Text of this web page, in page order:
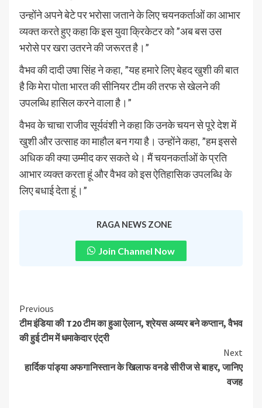
उन्होंने अपने बेटे पर भरोसा जताने के लिए चयनकर्ताओं का आभार
व्यक्त करते हुए कहा कि इस युवा क्रिकेटर को ”अब बस उस
भरोसे पर खरा उतरने की जरूरत है।”
वैभव की दादी उषा सिंह ने कहा, ”यह हमारे लिए बेहद खुशी की बात
है कि मेरा पोता भारत की सीनियर टीम की तरफ से खेलने की
उपलब्धि हासिल करने वाला है।”
वैभव के चाचा राजीव सूर्यवंशी ने कहा कि उनके चयन से पूरे देश में
खुशी और उत्साह का माहौल बन गया है। उन्होंने कहा, ”हम इससे
अधिक की क्या उम्मीद कर सकते थे। मैं चयनकर्ताओं के प्रति
आभार व्यक्त करता हूं और वैभव को इस ऐतिहासिक उपलब्धि के
लिए बधाई देता हूं।”
RAGA NEWS ZONE
Join Channel Now
Previous
टीम इंडिया की T20 टीम का हुआ ऐलान, श्रेयस अय्यर बने कप्तान, वैभव
की हुई टीम में धमाकेदार एंट्री
Next
हार्दिक पांड्या अफगानिस्तान के खिलाफ वनडे सीरीज से बाहर, जानिए
वजह